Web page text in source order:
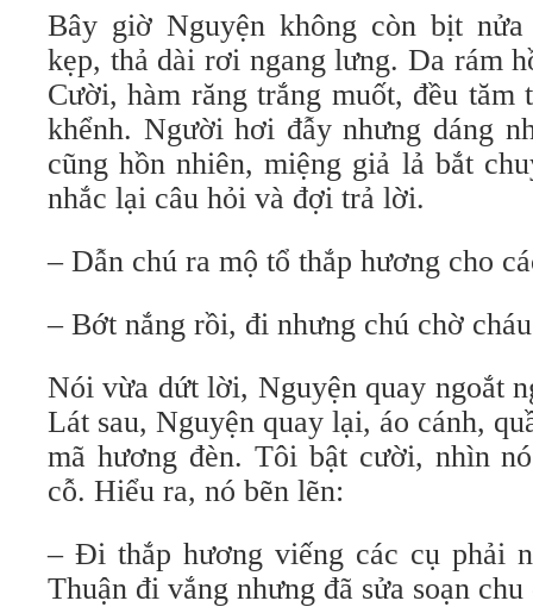
Bây giờ Nguyện không còn bịt
kẹp, thả dài rơi ngang lưng. Da rám
Cười, hàm răng trắng muốt, đều tăm
khểnh. Người hơi đẫy nhưng dáng
cũng hồn nhiên, miệng giả lả bắt
nhắc lại câu hỏi và đợi trả lời.
– Dẫn chú ra mộ tổ thắp hương cho
– Bớt nắng rồi, đi nhưng chú chờ
Nói vừa dứt lời, Nguyện quay ngoắt
Lát sau, Nguyện quay lại, áo cánh,
mã hương đèn. Tôi bật cười, nhìn
cỗ. Hiểu ra, nó bẽn lẽn:
– Đi thắp hương viếng các cụ phải
Thuận đi vắng nhưng đã sửa soạn